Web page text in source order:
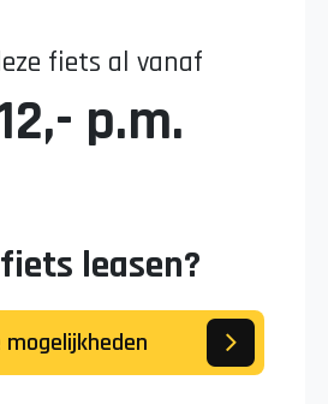
fiets al vanaf
p.m.
leasen?
mogelijkheden